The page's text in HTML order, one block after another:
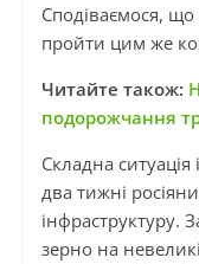
Сподіваємося,
пройти цим же
Читайте також:
подорожчання
Складна ситуація
два тижні
інфраструктуру.
зерно на